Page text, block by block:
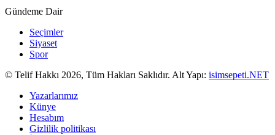
Gündeme Dair
Seçimler
Siyaset
Spor
© Telif Hakkı 2026, Tüm Hakları Saklıdır. Alt Yapı: isimsepeti.NET
Yazarlarımız
Künye
Hesabım
Gizlilik politikası